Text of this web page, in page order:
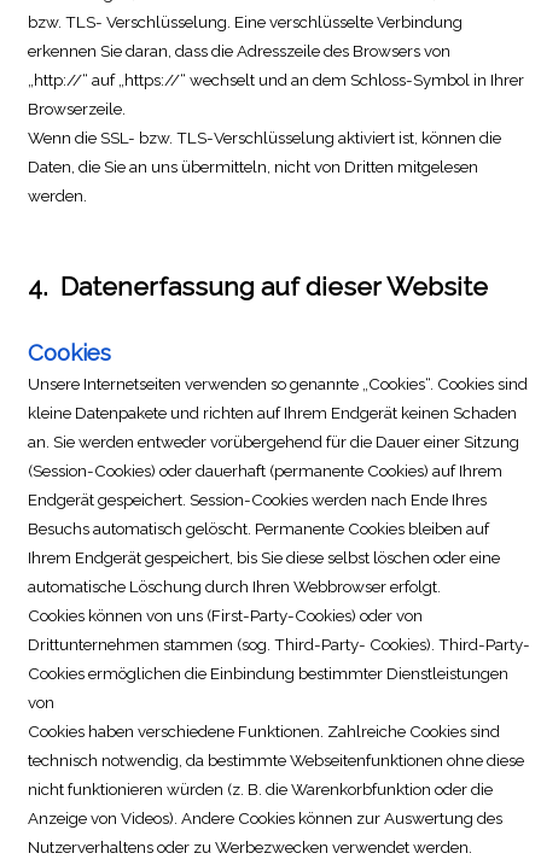
bzw. TLS- Verschlüsselung. Eine verschlüsselte Verbindung
erkennen Sie daran, dass die Adresszeile des Browsers von
„http://“ auf „https://“ wechselt und an dem Schloss-Symbol in Ihrer
Browserzeile.
Wenn die SSL- bzw. TLS-Verschlüsselung aktiviert ist, können die
Daten, die Sie an uns übermitteln, nicht von Dritten mitgelesen
werden.
4. Datenerfassung auf dieser Website
Cookies
Unsere Internetseiten verwenden so genannte „Cookies“. Cookies sind
kleine Datenpakete und richten auf Ihrem Endgerät keinen Schaden
an. Sie werden entweder vorübergehend für die Dauer einer Sitzung
(Session-Cookies) oder dauerhaft (permanente Cookies) auf Ihrem
Endgerät gespeichert. Session-Cookies werden nach Ende Ihres
Besuchs automatisch gelöscht. Permanente Cookies bleiben auf
Ihrem Endgerät gespeichert, bis Sie diese selbst löschen oder eine
automatische Löschung durch Ihren Webbrowser erfolgt.
Cookies können von uns (First-Party-Cookies) oder von
Drittunternehmen stammen (sog. Third-Party- Cookies). Third-Party-
Cookies ermöglichen die Einbindung bestimmter Dienstleistungen
von
Cookies haben verschiedene Funktionen. Zahlreiche Cookies sind
technisch notwendig, da bestimmte Webseitenfunktionen ohne diese
nicht funktionieren würden (z. B. die Warenkorbfunktion oder die
Anzeige von Videos). Andere Cookies können zur Auswertung des
Nutzerverhaltens oder zu Werbezwecken verwendet werden.